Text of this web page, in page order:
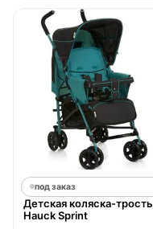
под заказ
Детская коляска-трость
Hauck Sprint